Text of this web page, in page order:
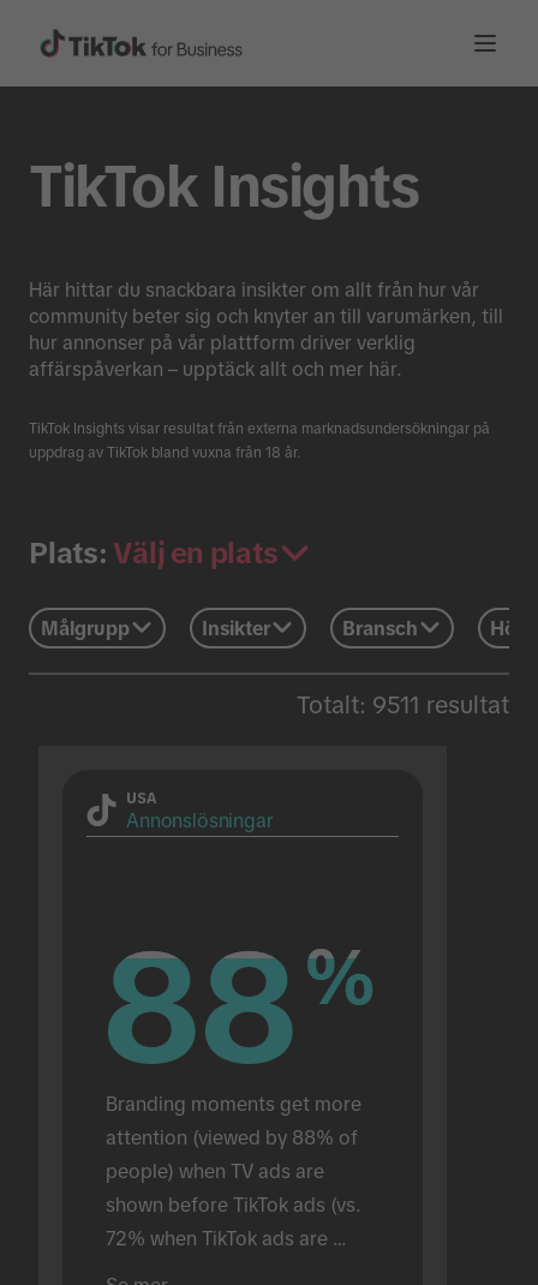
TikTok Insights
Här hittar du snackbara insikter om allt från hur vår
community beter sig och knyter an till varumärken, till
hur annonser på vår plattform driver verklig
affärspåverkan – upptäck allt och mer här.
TikTok Insights visar resultat från externa marknadsundersökningar på
uppdrag av TikTok bland vuxna från 18 år.
Plats: Välj en plats
Målgrupp Insikter Bransch
Totalt: 9511 resultat
USA
Annonslösningar
88%
88%
Branding moments get more
attention (viewed by 88% of
people) when TV ads are
shown before TikTok ads (vs.
72% when TikTok ads are